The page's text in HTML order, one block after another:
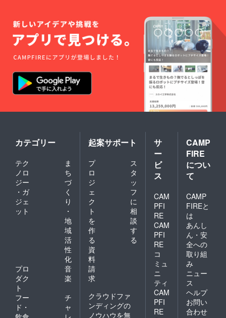
カテゴリー
テク
ノロ
ジー
・ガ
ジェ
ット
ま
ち
づ
く
り
・
地
域
活
性
化
プロ
ダク
ト
音
楽
フー
ド・
チ
ャ
起案サポート
プ
ロ
ジ
ェ
ク
ト
を
作
る
ス
タ
ッ
フ
に
相
談
す
る
資
料
請
求
クラウドファ
ンディングの
ノウハウを無
サ
ー
ビ
ス
CAM
PFI
RE
CAM
PFI
RE
コ
ミュ
ニ
ティ
CAM
PFI
RE
CAMP
FIRE
につい
て
CAMP
FIREと
は
あんし
ん・安
全への
取り組
み
ニュー
ス
ヘルプ
お問い
合わせ